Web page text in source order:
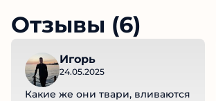
Отзывы (6)
Игорь
24.05.2025
Какие же они твари, вливаются